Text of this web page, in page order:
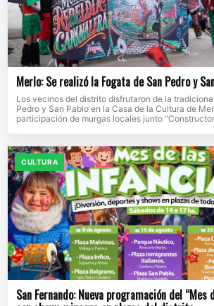
Merlo: Se realizó la Fogata de San Pedro y
Los vecinos del distrito disfrutaron de la
Pedro y San Pablo en la Casa de la Cultura de
participación de murgas locales junto
CULTURA
San Fernando: Nueva programación del “Mes